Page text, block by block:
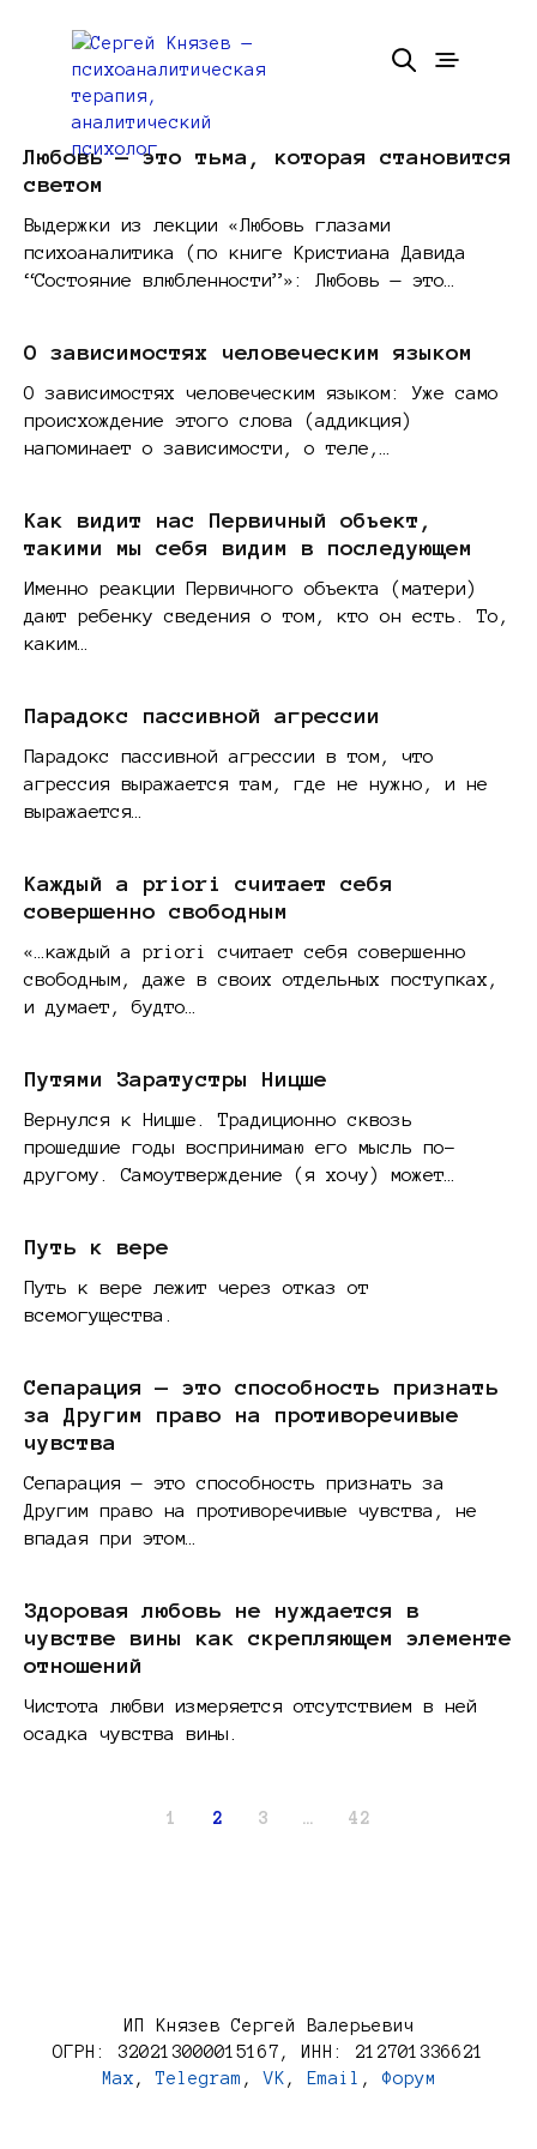
Любовь — это тьма, которая становится
светом
Выдержки из лекции «Любовь глазами
психоаналитика (по книге Кристиана Давида
“Состояние влюбленности”»: Любовь — это…
О зависимостях человеческим языком
О зависимостях человеческим языком: Уже само
происхождение этого слова (аддикция)
напоминает о зависимости, о теле,…
Как видит нас Первичный объект,
такими мы себя видим в последующем
Именно реакции Первичного объекта (матери)
дают ребенку сведения о том, кто он есть. То,
каким…
Парадокс пассивной агрессии
Парадокс пассивной агрессии в том, что
агрессия выражается там, где не нужно, и не
выражается…
Каждый a priori считает себя
совершенно свободным
«…каждый a priori считает себя совершенно
свободным, даже в своих отдельных поступках,
и думает, будто…
Путями Заратустры Ницше
Вернулся к Ницше. Традиционно сквозь
прошедшие годы воспринимаю его мысль по-
другому. Самоутверждение (я хочу) может…
Путь к вере
Путь к вере лежит через отказ от
всемогущества.
Сепарация — это способность признать
за Другим право на противоречивые
чувства
Сепарация — это способность признать за
Другим право на противоречивые чувства, не
впадая при этом…
Здоровая любовь не нуждается в
чувстве вины как скрепляющем элементе
отношений
Чистота любви измеряется отсутствием в ней
осадка чувства вины.
1 2 3 … 42
ИП Князев Сергей Валерьевич
ОГРН: 320213000015167, ИНН: 212701336621
Max ,Telegram ,VK , Email , Форум